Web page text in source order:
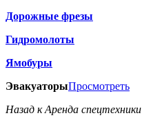
Дорожные фрезы
Гидромолоты
Ямобуры
ЭвакуаторыПросмотреть
Назад к Аренда спецтехники